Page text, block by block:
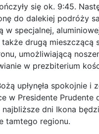
się ok. 9:45.
do dalekiej podróży
w specjalnej,
drugą mieszczącą
umożliwiającą
w prezbiterium
upłynęła spokojnie i
w Presidente Prudente
dni Ikona
tamtego regionu.